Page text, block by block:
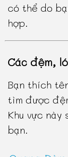
có thể do
hợp.
Các đệm,
Bạn thích
tìm được
Khu vực này
bạn.